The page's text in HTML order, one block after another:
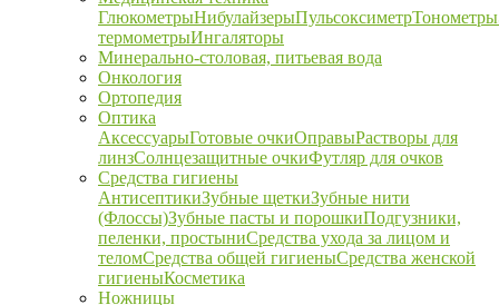
ГлюкометрыНибулайзерыПульсоксиметрТонометры
термометрыИнгаляторы
Минерально-столовая, питьевая вода
Онкология
Ортопедия
Оптика
АксессуарыГотовые очкиОправыРастворы для
линзСолнцезащитные очкиФутляр для очков
Средства гигиены
АнтисептикиЗубные щеткиЗубные нити
(Флоссы)Зубные пасты и порошкиПодгузники,
пеленки, простыниСредства ухода за лицом и
теломСредства общей гигиеныСредства женской
гигиеныКосметика
Ножницы